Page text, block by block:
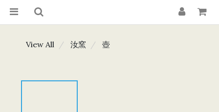
View All 汝窯 壺